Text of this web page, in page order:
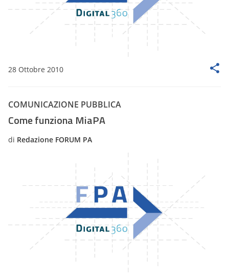
28 Ottobre 2010
COMUNICAZIONE PUBBLICA
Come funziona MiaPA
di Redazione FORUM PA